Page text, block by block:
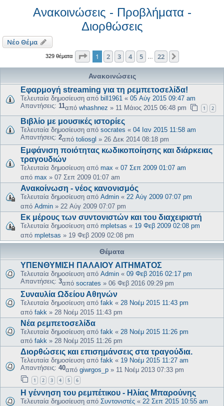
Ανακοινώσεις - Προβλήματα -
Διορθώσεις
Νέο Θέμα
329 θέματα Σελίδα από22
1 2 3 4 5 22
Ανακοινώσεις
Εφαρμογή streaming για τη ρεμπετοσελίδα!
Τελευταία δημοσίευση από bill1961 « 05 Αύγ 2015 09:47 am
Απαντήσεις: 11από whashnez » 11 Μάιος 2015 06:48 pm 1 2
Βιβλίο με μουσικές ιστορίες
Τελευταία δημοσίευση από socrates « 04 Ιαν 2015 11:58 am
Απαντήσεις: 2από toliosgl » 26 Δεκ 2014 08:18 pm
Εμφάνιση ποιότητας κωδικοποίησης και διάρκειας
τραγουδιών
Τελευταία δημοσίευση από max « 07 Σεπ 2009 01:07 am
από max » 07 Σεπ 2009 01:07 am
Ανακοίνωση - νέος κανονισμός
Τελευταία δημοσίευση από Admin « 22 Αύγ 2009 07:07 pm
από Admin » 22 Αύγ 2009 07:07 pm
Εκ μέρους των συντονιστών και του διαχειριστή
Τελευταία δημοσίευση από mpletsas « 19 Φεβ 2009 02:08 pm
από mpletsas » 19 Φεβ 2009 02:08 pm
Θέματα
ΥΠΕΝΘΥΜΙΣΗ ΠΑΛΑΙΟΥ ΑΙΤΗΜΑΤΟΣ
Τελευταία δημοσίευση από Admin « 09 Φεβ 2016 02:17 pm
Απαντήσεις: 3από socrates » 06 Φεβ 2016 09:29 pm
Συναυλία Ωδείου Αθηνών
Τελευταία δημοσίευση από fakk « 28 Νοέμ 2015 11:43 pm
από fakk » 28 Νοέμ 2015 11:43 pm
Νέα ρεμπετοσελίδα
Τελευταία δημοσίευση από fakk « 28 Νοέμ 2015 11:26 pm
από fakk » 28 Νοέμ 2015 11:26 pm
Διορθώσεις και επισημάνσεις στα τραγούδια.
Τελευταία δημοσίευση από fakk « 19 Νοέμ 2015 11:27 am
Απαντήσεις: 40από giwrgos_p » 11 Νοέμ 2013 07:33 pm
1 2 3 4 5 6
Η γέννηση του ρεμπέτικου - Ηλίας Μπαρούνης
Τελευταία δημοσίευση από Συντονιστές « 22 Σεπ 2015 10:55 am